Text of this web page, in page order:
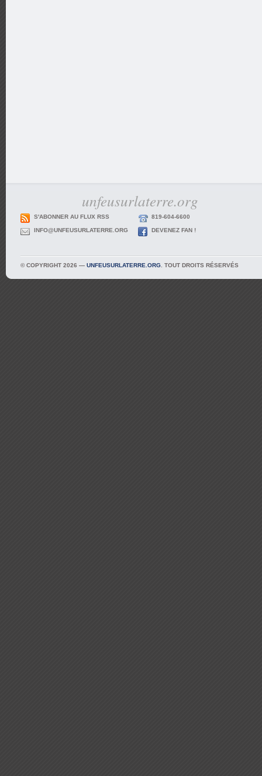
unfeusurlaterre.org
S'ABONNER AU FLUX RSS 819-604-6600
INFO@UNFEUSURLATERRE.ORG DEVENEZ FAN !
© COPYRIGHT 2026 — UNFEUSURLATERRE.ORG . TOUT DROITS RÉSERVÉS